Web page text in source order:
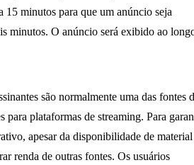
15 minutos para que um anúncio seja
minutos. O anúncio será exibido ao
são normalmente uma das fontes
para plataformas de streaming. Para
apesar da disponibilidade de material
renda de outras fontes. Os usuários